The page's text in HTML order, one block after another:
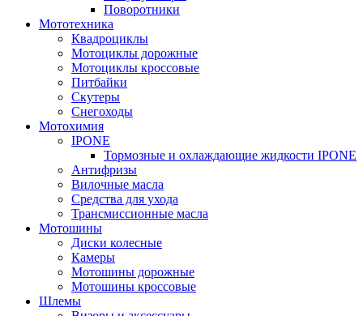
Поворотники
Мототехника
Квадроциклы
Мотоциклы дорожные
Мотоциклы кроссовые
Питбайки
Скутеры
Снегоходы
Мотохимия
IPONE
Тормозные и охлаждающие жидкости IPONE
Антифризы
Вилочные масла
Средства для ухода
Трансмиссионные масла
Мотошины
Диски колесные
Камеры
Мотошины дорожные
Мотошины кроссовые
Шлемы